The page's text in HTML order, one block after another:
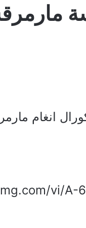
انغام
vi/A-